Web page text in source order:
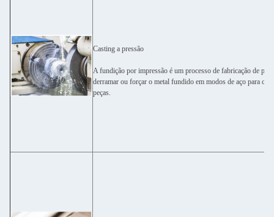
Casting a pressão
A fundição por impressão é um processo de fabricação de
derramar ou forçar o metal fundido em modos de aço para
peças.